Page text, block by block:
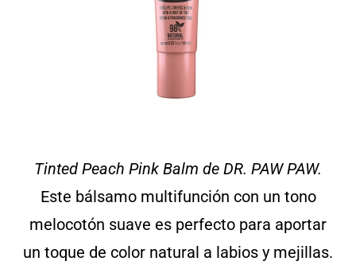
Tinted Peach Pink Balm de DR. PAW PAW.
Este bálsamo multifunción con un tono
melocotón suave es perfecto para aportar
un toque de color natural a labios y mejillas.